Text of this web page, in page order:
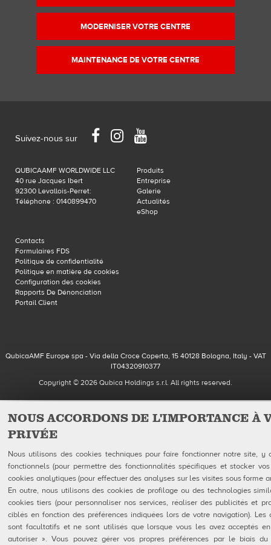
NOUS ACCORDONS DE L'IMPORTANCE À
PRIVÉE
Nous utilisons des cookies techniques pour faire fonctionner notre site, y
fonctionnels (pour permettre des fonctionnalités spécifiques et stocker
cookies analytiques (pour effectuer des analyses sur les visites sous forme
En outre, nous utilisons des cookies de profilage ou des technologies
cookies tiers (pour personnaliser nos services, réaliser des publicités et
ciblés en fonction des préférences indiquées lors de votre navigation). Les
sont facultatifs et ne sont utilisés que lorsque vous les avez acceptés
autoriser ». Vous pouvez gérer vos propres préférences par le biais
MODERNISER VOTRE CENTRE
MAINTENANCE DE VOTRE CENTRE
QUBICAAMF WORLDWIDE LLC
40 rue Jacques Ibert
92300 Levallois-Perret:
Téléphone : 0140899470
Produits
Entreprise
Galerie
Actualités
eShop
Contacts
Formulaires FDS
Politique de confidentialité
Politique en matière de cookies
Configuration des cookies
Rapports De Dénonciation
Portail Client
Suivez-nous sur
FacebookInstagram
QubicaAMF Europe spa - Via della Croce Coperta, 15 40128 Bologna, Italy - VAT
IT04320910377
Copyright © 2026 Qubica Holdings s.r.l. All rights reserved.